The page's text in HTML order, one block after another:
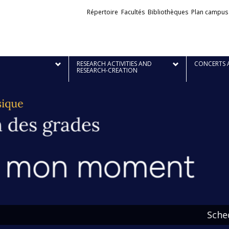
Liens
Répertoire Facultés Bibliothèques Plan campus
RESEARCH ACTIVITIES AND
RESEARCH-CREATION
CONCERTS